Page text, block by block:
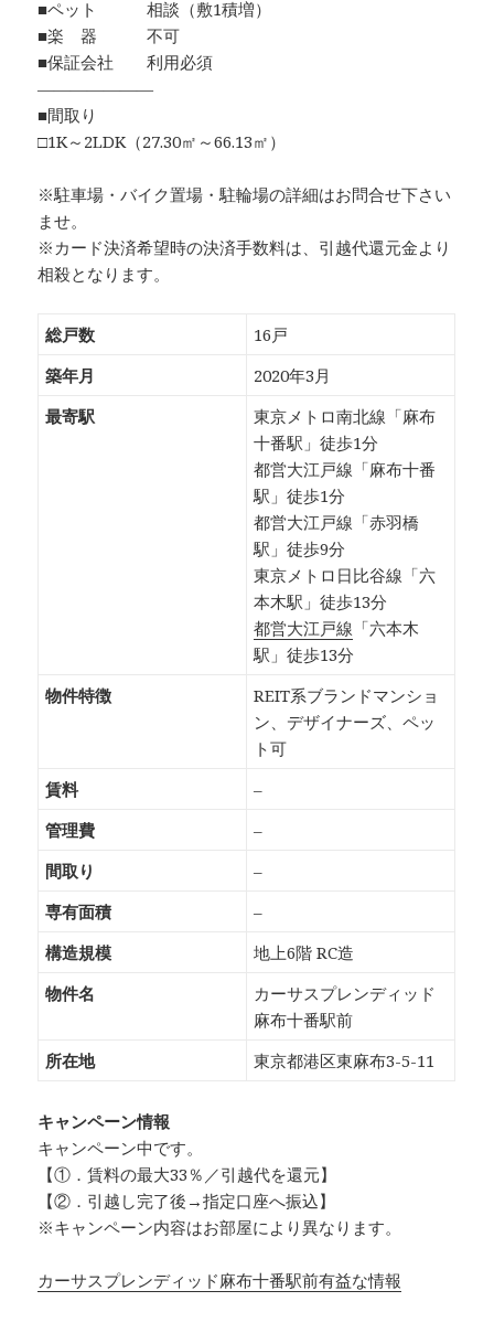
■ペット 相談（敷1積増）
■楽 器 不可
■保証会社 利用必須
―――――――
■間取り
□1K～2LDK（27.30㎡～66.13㎡）
※駐車場・バイク置場・駐輪場の詳細はお問合せ下さい
ませ。
※カード決済希望時の決済手数料は、引越代還元金より
相殺となります。
総戸数
16戸
築年月
2020年3月
最寄駅
東京メトロ南北線「麻布
十番駅」徒歩1分
都営大江戸線「麻布十番
駅」徒歩1分
都営大江戸線「赤羽橋
駅」徒歩9分
東京メトロ日比谷線「六
本木駅」徒歩13分
都営大江戸線 「六本木
駅」徒歩13分
物件特徴
REIT系ブランドマンショ
ン、デザイナーズ、ペッ
ト可
賃料
–
管理費
–
間取り
–
専有面積
–
構造規模
地上6階 RC造
物件名
カーサスプレンディッド
麻布十番駅前
所在地
東京都港区東麻布3-5-11
キャンペーン情報
キャンペーン中です。
【①．賃料の最大33％／引越代を還元】
【②．引越し完了後→指定口座へ振込】
※キャンペーン内容はお部屋により異なります。
カーサスプレンディッド麻布十番駅前有益な情報